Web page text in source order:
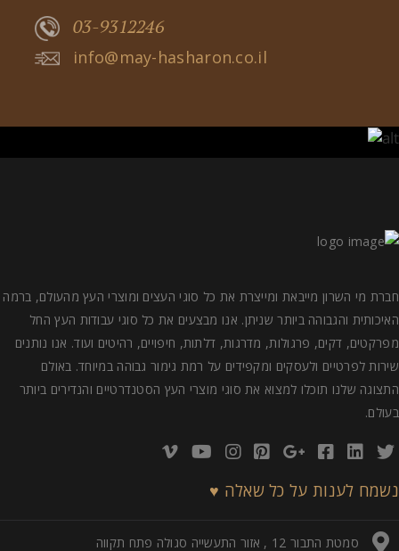
03-9312246
info@may-hasharon.co.il
חברת מי השרון מייבאת ומייצרת את כל סוגי העצים ומוצרי העץ מהעולם, ברמה
האיכותית והגבוהה ביותר שניתן. אנו מבצעים את כל סוגי עבודות העץ החל
מפרקטים, דקים, פרגולות, מדרגות, דלתות, חיפויים, רהיטים ועוד. אנו נותנים
שירות לפרטיים ולעסקים ומקפידים על רמת גימור גבוהה במיוחד. באולם
התצוגה שלנו תוכלו למצוא את סוגי מוצרי העץ הסטנדרטיים והנדירים ביותר
בעולם.
נשמח לענות על כל שאלה ♥
סמטת התבור 12 , אזור התעשייה סגולה פתח תקווה